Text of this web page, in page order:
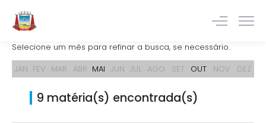
Selecione um mês para refinar a busca, se necessário.
JAN FEV MAR ABR MAI JUN JUL AGO SET OUT NOV DEZ
9 matéria(s) encontrada(s)